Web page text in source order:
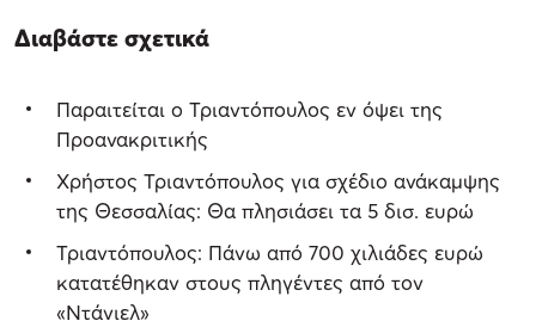
Διαβάστε σχετικά
Παραιτείται ο Τριαντόπουλος εν όψει της
Προανακριτικής
Χρήστος Τριαντόπουλος για σχέδιο ανάκαμψης
της Θεσσαλίας: Θα πλησιάσει τα 5 δισ. ευρώ
Τριαντόπουλος: Πάνω από 700 χιλιάδες ευρώ
κατατέθηκαν στους πληγέντες από τον
«Ντάνιελ»